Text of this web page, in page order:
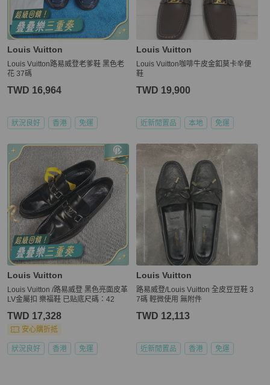
Louis Vuitton
Louis Vuitton路易威登老爹鞋 黑色老
花 37碼
TWD 16,964
狀況良好 香港 免運
Louis Vuitton
Louis Vuitton咖啡牛皮金釦莫卡辛便
鞋
TWD 19,900
近新閒置品 本地 免運
Louis Vuitton
Louis Vuitton /路易威登 黑色亮面皮革
LV金屬扣 樂福鞋 已贴底尺碼：42
TWD 17,328
安心購折抵
狀況良好 香港 免運
Louis Vuitton
路易威登/Louis Vuitton 全皮豆豆鞋 3
7碼 輕微使用 無附件
TWD 12,113
近新閒置品 香港 免運